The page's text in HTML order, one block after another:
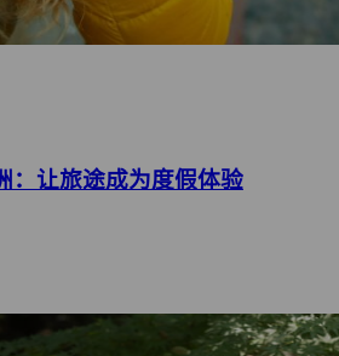
：让旅途成为度假体验